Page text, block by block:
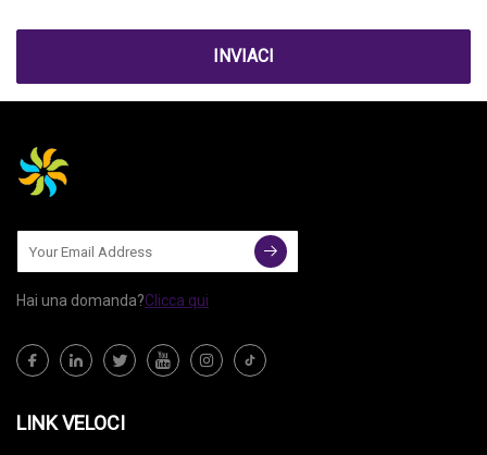
INVIACI
Hai una domanda?Clicca qui
LINK VELOCI